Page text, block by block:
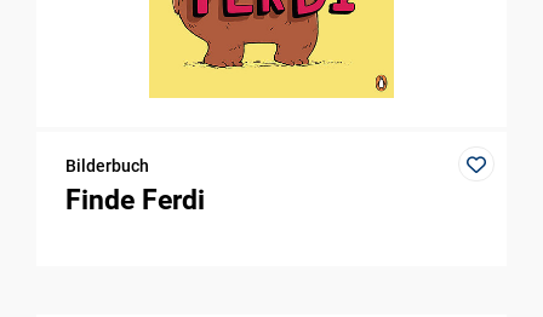
Bilderbuch
Finde Ferdi